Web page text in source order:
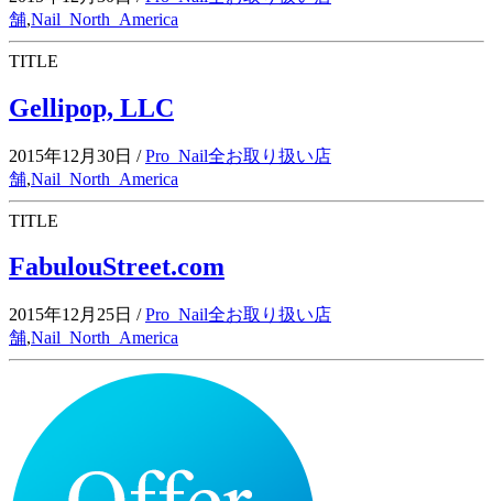
舗,Nail_North_America
TITLE
Gellipop, LLC
2015年12月30日 / Pro_Nail全お取り扱い店
舗,Nail_North_America
TITLE
FabulouStreet.com
2015年12月25日 / Pro_Nail全お取り扱い店
舗,Nail_North_America